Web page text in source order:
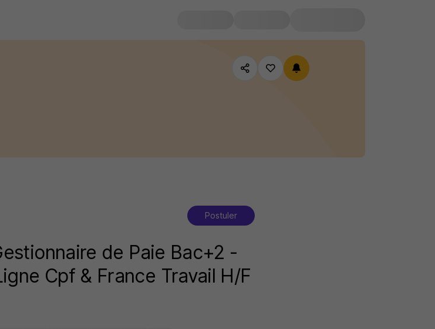
Postuler
de Paie Bac+2 -
Cpf & France Travail H/F